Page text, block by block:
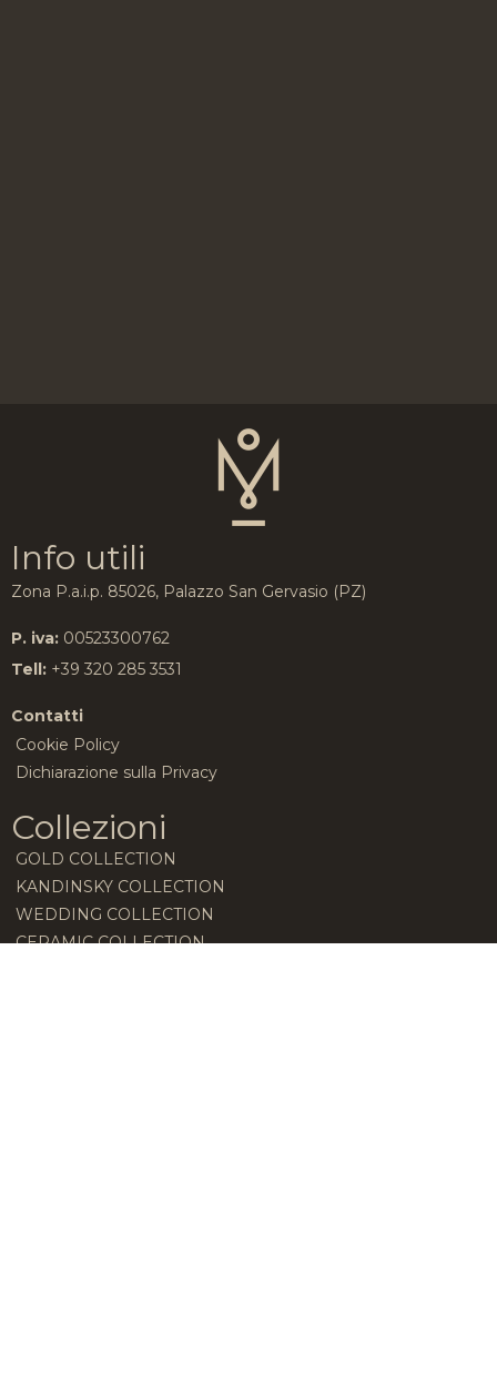
Info utili
Zona P.a.i.p. 85026, Palazzo San Gervasio (PZ)
P. iva: 00523300762
Tell: +39 320 285 3531
Contatti
Cookie Policy
Dichiarazione sulla Privacy
Collezioni
GOLD COLLECTION
KANDINSKY COLLECTION
WEDDING COLLECTION
CERAMIC COLLECTION